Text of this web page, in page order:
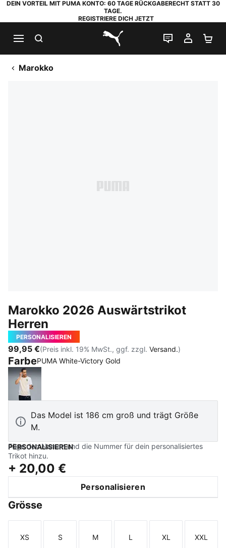
DEIN VORTEIL MIT PUMA KONTO: 60 TAGE RÜCKGABERECHT STATT 30
TAGE.
REGISTRIERE DICH JETZT
PUMA.com
LIVE-CHAT
MEIN
Marokko
Marokko 2026 Auswärtstrikot
Herren
PERSONALISIEREN
99,95 €(Preis inkl. 19% MwSt., ggf. zzgl. Versand.)
FarbePUMA White-Victory Gold
PUMA White-Victory Gold
Das Model ist 186 cm groß und trägt Größe
M.
PERSONALISIEREN
Füge den Namen und die Nummer für dein personalisiertes
Trikot hinzu.
+ 20,00 €
Personalisieren
Grösse
Größe
XS
Größe
S
Größe
M
Größe
L
Größe
XL
Größe
XXL